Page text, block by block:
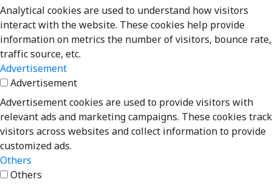
Analytical cookies are used to understand how visitors
interact with the website. These cookies help provide
information on metrics the number of visitors, bounce rate,
traffic source, etc.
Advertisement
Advertisement
Advertisement cookies are used to provide visitors with
relevant ads and marketing campaigns. These cookies track
visitors across websites and collect information to provide
customized ads.
Others
Others